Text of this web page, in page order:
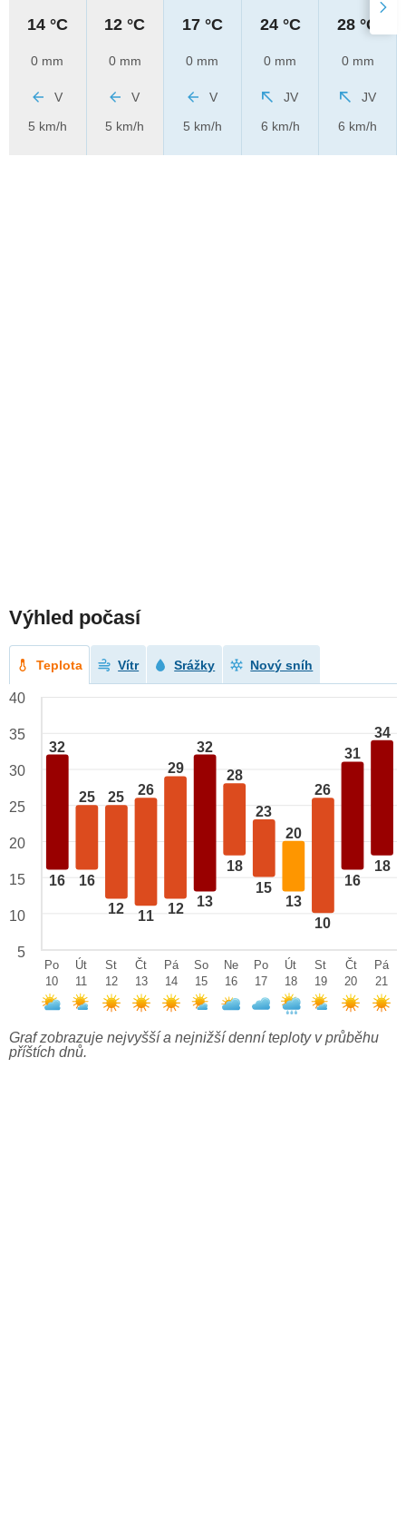
14 °C
0 mm
V
5 km/h
12 °C
0 mm
V
5 km/h
17 °C
0 mm
V
5 km/h
24 °C
0 mm
JV
6 km/h
28 °C
0 mm
JV
6 km/h
Výhled počasí
Teplota Vítr Srážky Nový sníh
32
16
25
16
25
12
26
11
29
12
32
13
28
18
23
15
20
13
26
10
31
16
34
18
40
35
30
25
20
15
10
5
Po
10
Út
11
St
12
Čt
13
Pá
14
So
15
Ne
16
Po
17
Út
18
St
19
Čt
20
Pá
21
Graf zobrazuje nejvyšší a nejnižší denní teploty v průběhu
příštích dnů.